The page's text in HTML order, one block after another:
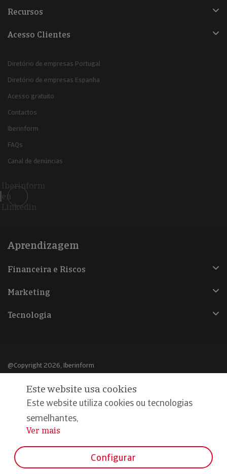
Recursos
Acesso Clientes
Diretório de empresas Portugal
Diretório de empresas Espanha
Acesso gratuito
Contactos
Iberinform
FAQs
Canal de denúncias
Iberinform
en
Linkedin
Aprendizagem
Financeira e Riscos
Marketing
Tecnologia
@Copyright 2026, Iberinform
Aviso legal
Política de cookies
Declaração de privacidade
Este website usa cookies
Este website utiliza cookies ou tecnologias
semelhantes,
...
Ver mais
Configurar